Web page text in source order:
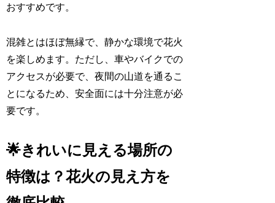
おすすめです。
混雑とはほぼ無縁で、静かな環境で花火
を楽しめます。ただし、車やバイクでの
アクセスが必要で、夜間の山道を通るこ
とになるため、安全面には十分注意が必
要です。
🌟きれいに見える場所の
特徴は？花火の見え方を